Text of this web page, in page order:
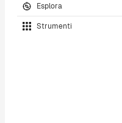
Esplora
Strumenti